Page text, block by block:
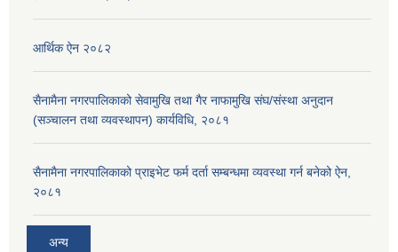
आर्थिक ऐन २०८२
सैनामैना नगरपालिकाको सेवामुखि तथा गैर नाफामुखि संघ/संस्था अनुदान
(सञ्चालन तथा व्यवस्थापन) कार्यविधि, २०८१
सैनामैना नगरपालिकाको प्राइभेट फर्म दर्ता सम्बन्धमा व्यवस्था गर्न बनेको ऐन,
२०८१
अन्य